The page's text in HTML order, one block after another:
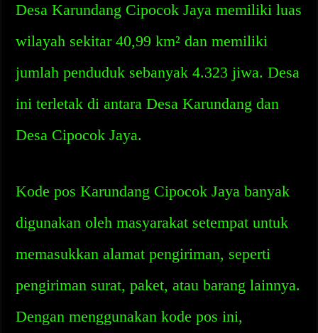
Desa Karundang Cipocok Jaya memiliki luas
wilayah sekitar 40,99 km² dan memiliki
jumlah penduduk sebanyak 4.323 jiwa. Desa
ini terletak di antara Desa Karundang dan
Desa Cipocok Jaya.
Kode pos Karundang Cipocok Jaya banyak
digunakan oleh masyarakat setempat untuk
memasukkan alamat pengiriman, seperti
pengiriman surat, paket, atau barang lainnya.
Dengan menggunakan kode pos ini,